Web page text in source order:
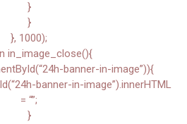
}
}
}, 1000);
in_image_close(){
banner-in-image”)){
banner-in-image”).innerHTML
= “”;
}